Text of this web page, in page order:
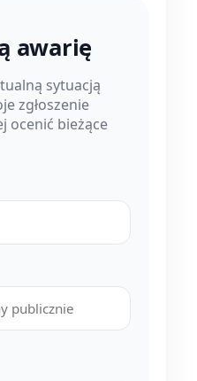
awarię
sytuacją
zgłoszenie
ocenić bieżące